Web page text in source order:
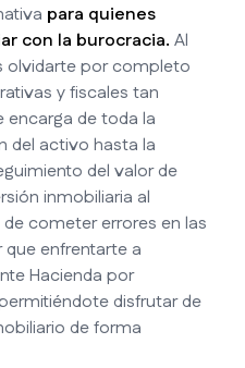
para quienes
con la burocracia. Al
olvidarte por completo
y fiscales tan
encarga de toda la
del activo hasta la
del valor de
inmobiliaria al
cometer errores en las
enfrentarte a
Hacienda por
disfrutar de
de forma